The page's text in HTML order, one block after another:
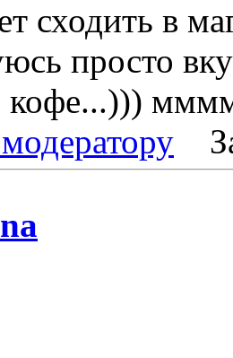
сходить в
просто
кофе...)))